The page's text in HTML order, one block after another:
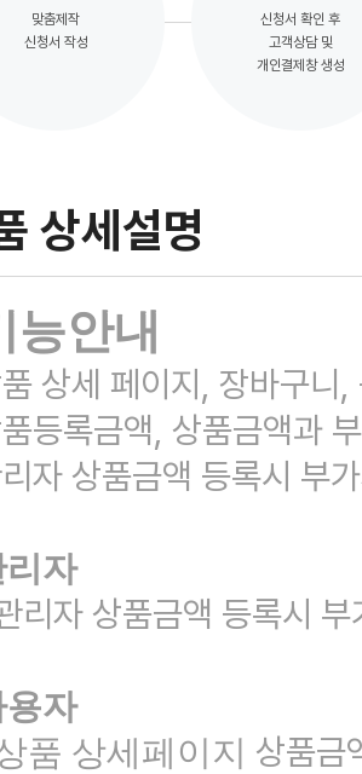
맞춤제작
신청서 작성
신청서 확인 후
고객상담 및
개인결제창 생성
상세설명
능안내
상세 페이지, 장바구니
등록금액, 상품금액과
자 상품금액 등록시 부
리자
리자 상품금액 등록시
용자
품 상세페이지 상품금